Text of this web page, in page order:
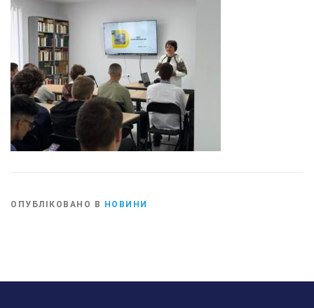
ОПУБЛІКОВАНО В НОВИНИ